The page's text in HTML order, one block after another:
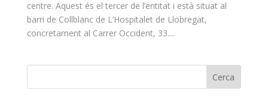
centre. Aquest és el tercer de l’entitat i està situat al
barri de Collblanc de L’Hospitalet de Llobregat,
concretament al Carrer Occident, 33....